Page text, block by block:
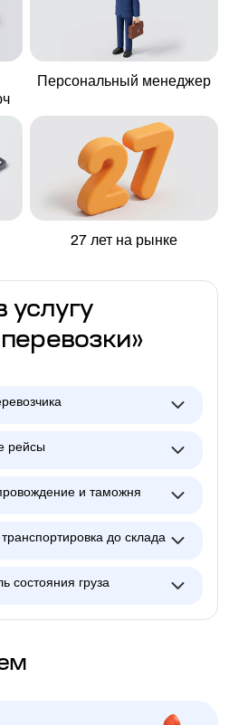
Персональный менеджер
27 лет на рынке
услугу
рейсы
и таможня
до склада
состояния груза